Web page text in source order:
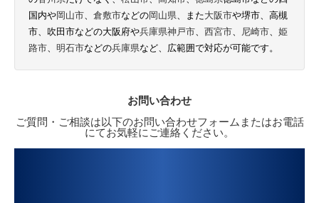
国内や岡山市、 倉敷市などの岡山県、また大阪市や堺市、高槻
市、吹田市などの大阪府や兵庫県神戸市、 西宮市、 尼崎市、 姫
路市、 明石市などの兵庫県など、広範囲で対応が可能です。
お問い合わせ
ご質問・ご相談は以下のお問い合わせフォームまたはお電話
にてお気軽にご連絡ください。